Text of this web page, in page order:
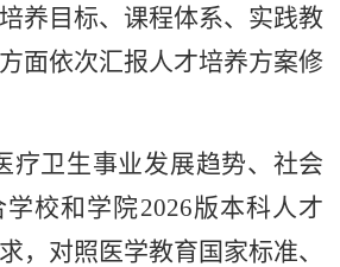
养目标、课程体系、实践教
面依次汇报人才培养方案修
疗卫生事业发展趋势、社会
校和学院2026版本科人才
，对照医学教育国家标准、